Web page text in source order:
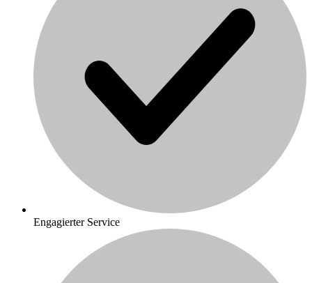
Engagierter Service